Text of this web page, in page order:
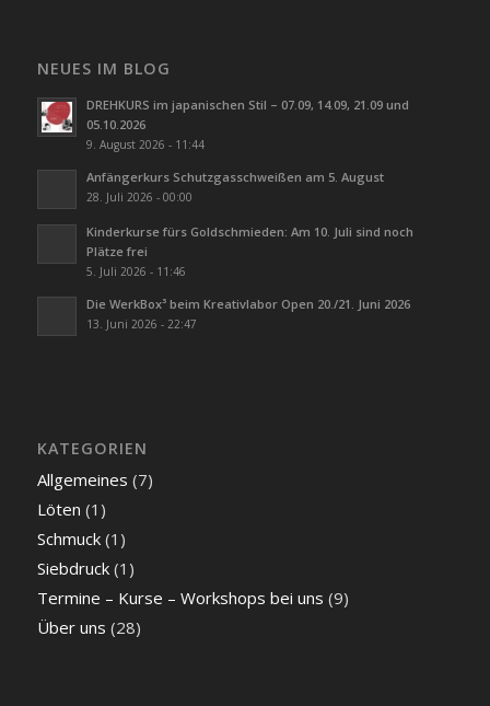
NEUES IM BLOG
DREHKURS im japanischen Stil – 07.09, 14.09, 21.09 und
05.10.2026
9. August 2026 - 11:44
Anfängerkurs Schutzgasschweißen am 5. August
28. Juli 2026 - 00:00
Kinderkurse fürs Goldschmieden: Am 10. Juli sind noch
Plätze frei
5. Juli 2026 - 11:46
Die WerkBox³ beim Kreativlabor Open 20./21. Juni 2026
13. Juni 2026 - 22:47
KATEGORIEN
Allgemeines (7)
Löten (1)
Schmuck(1)
Siebdruck(1)
Termine – Kurse – Workshops bei uns (9)
Über uns (28)